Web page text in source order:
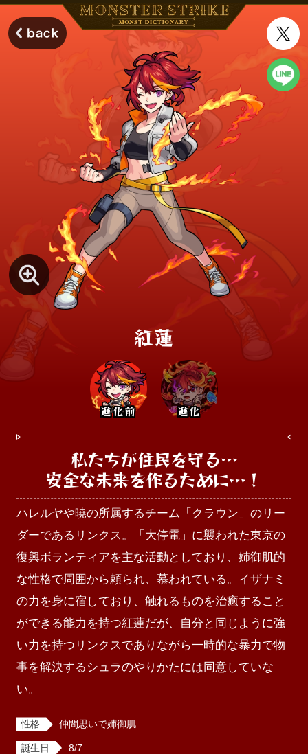
紅蓮
進化前 進化
私たちが住民を守る…
安全な未来を作るために…！
ハレルヤや暁の所属するチーム「クラウン」のリー
ダーであるリンクス。「大停電」に襲われた東京の
復興ボランティアを主な活動としており、姉御肌的
な性格で周囲から頼られ、慕われている。イザナミ
の力を身に宿しており、触れるものを治癒すること
ができる能力を持つ紅蓮だが、自分と同じように強
い力を持つリンクスでありながら一時的な暴力で物
事を解決するシュラのやりかたには同意していな
い。
性格 仲間思いで姉御肌
誕生日 8/7